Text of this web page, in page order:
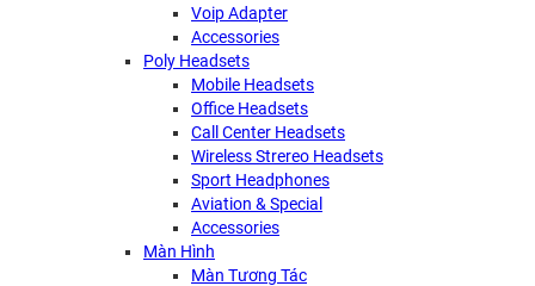
Voip Adapter
Accessories
Poly Headsets
Mobile Headsets
Office Headsets
Call Center Headsets
Wireless Strereo Headsets
Sport Headphones
Aviation & Special
Accessories
Màn Hình
Màn Tương Tác